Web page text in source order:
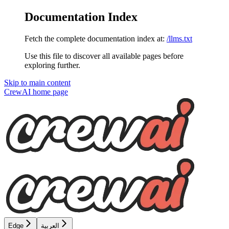
Documentation Index
Fetch the complete documentation index at: /llms.txt
Use this file to discover all available pages before
exploring further.
Skip to main content
CrewAI home page
Edge العربية